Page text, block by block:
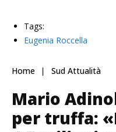
Tags:
Eugenia Roccella
Home Sud Attualità
Mario
per truffa: